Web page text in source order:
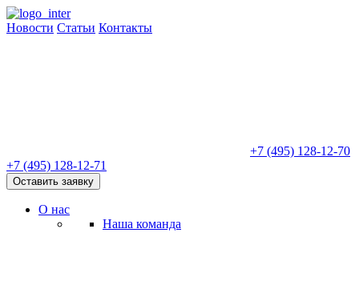
Новости Статьи Контакты
+7 (495) 128-12-70
+7 (495) 128-12-71
Оставить заявку
О нас
Наша команда